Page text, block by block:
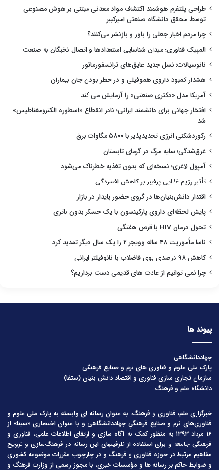
طراحی پلتفرم هوشمند اکتشاف مواد معدنی مبتنی بر هوش مصنوعی
توسط محقق دانشگاه صنعتی امیرکبیر
چرا مردم اخبار جعلی را باور و بازنشر می‌کنند؟
المپیک فناوری؛ میدان شناسایی استعدادها و اتصال نخبگان به صنعت
نانوسیالات؛ نسل جدید عایق‌های ترانسفورماتور
هشدار کمبود داروی هموفیلی و در خطر بودن جان بیماران
آمریکا مدل «دکتری صنعتی» را آزمایش می کند
افتخار جهانی برای دانشمند ایرانی؛ نادر انقطاع «اسطوره الکترومغناطیس»
شد
رکوردشکنی انرژی تجدیدپذیر با ۵۸۰۰ مگاوات برق
غرق‌شدگی؛ سایه مرگ در گرمای تابستان
آمپول لاغری؛ نسخه‌ای که بدون تغذیه خطرناک می‌شود
تأثیر رژیم غذایی پرفیبر بر کاهش افسردگی
اقتدار دانش‌بنیان‌ها در گروی حضور پایدار در بازار
پایش لحظه‌ای داروی پارکینسون با یک حسگر بدون باتری
تحول درمان HIV با قرص هفتگی
ناسا مأموریت ۴۸ ساله وویجر ۲ را یک سال دیگر تمدید کرد
کاهش ۹۸ درصدی بوی فاضلاب با نانوفیلتر ایرانی
چرا نمی توانیم از عادت های قدیمی دست برداریم؟
پیوند ها
جهاددانشگاهی
پارک ملی علوم و فناوری های نرم و صنایع فرهنگی
سازمان تجاری سازی فناوری و اقتصاد دانش بنیان (ستفا)
دانشگاه علم و فرهنگ
خبرگزاری علم، فناوری و فرهنگ، به عنوان رسانه ای وابسته به پارک ملی علوم و
فناوری‌های نرم و صنایع فرهنگیِ جهاددانشگاهی و با عنوان اختصاری «سینا» از
۱۶ مرداد ۱۳۹۳ به منظور کمک به آگاه سازی و ارتقای اطلاعات علمی، فناوری و
فرهنگی جامعه و برای استفاده از ظرفیتهای این رسانه در فرهنگ‌سازی و ترویج
مفاهیم مرتبط در حوزه فناوری و فرهنگ و در چارچوب مقررات موضوعه کشوری
و ضوابط حاکم بر رسانه ها و مؤسسات خبری، با مجوز رسمی از وزارت فرهنگ و